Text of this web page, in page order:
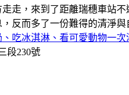
走，來到了距離瑞穗車站不
反而多了一份難得的清淨
吃冰淇淋、看可愛動物一次
段230號